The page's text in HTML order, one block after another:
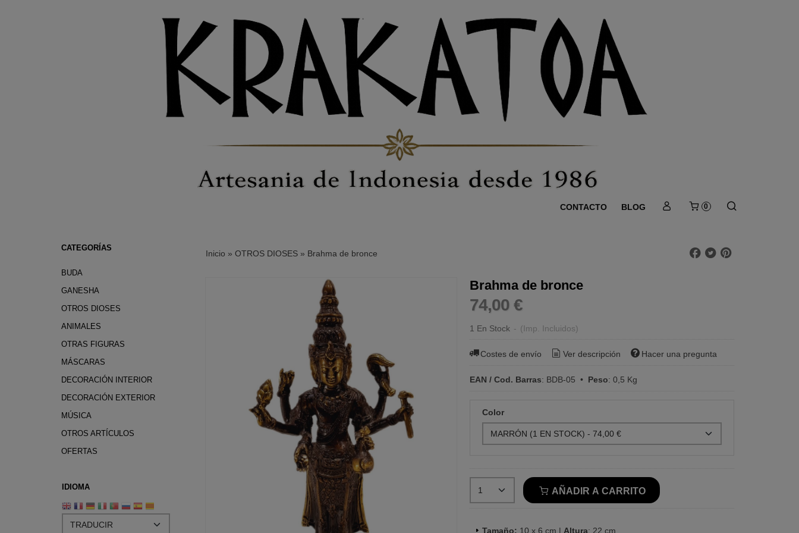
CONTACTO BLOG 0
CATEGORÍAS
BUDA
GANESHA
OTROS DIOSES
ANIMALES
OTRAS FIGURAS
MÁSCARAS
DECORACIÓN INTERIOR
DECORACIÓN EXTERIOR
MÚSICA
OTROS ARTÍCULOS
OFERTAS
IDIOMA
Inicio » OTROS DIOSES» Brahma de bronce
Brahma de bronce
74,00 €
1 En Stock - (Imp. Incluidos)
Costes de envío Ver descripción Hacer una pregunta
EAN / Cod. Barras: BDB-05 • Peso: 0,5 Kg
Color
AÑADIR A CARRITO
Tamaño: 10 x 6 cm | Altura: 22 cm